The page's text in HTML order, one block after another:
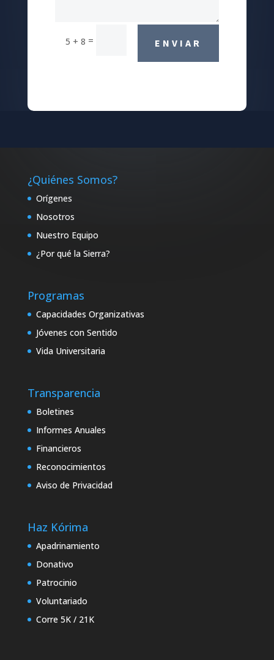
5 + 8 = ENVIAR
¿Quiénes Somos?
Orígenes
Nosotros
Nuestro Equipo
¿Por qué la Sierra?
Programas
Capacidades Organizativas
Jóvenes con Sentido
Vida Universitaria
Transparencia
Boletines
Informes Anuales
Financieros
Reconocimientos
Aviso de Privacidad
Haz Kórima
Apadrinamiento
Donativo
Patrocinio
Voluntariado
Corre 5K / 21K